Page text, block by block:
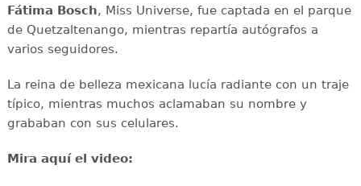
Fátima Bosch, Miss Universe, fue captada en el parque
de Quetzaltenango, mientras repartía autógrafos a
varios seguidores.
La reina de belleza mexicana lucía radiante con un traje
típico, mientras muchos aclamaban su nombre y
grababan con sus celulares.
Mira aquí el video: